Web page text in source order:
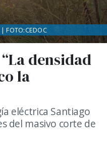
densidad
la
eléctrica Santiago
del masivo corte de
FOTO:CEDOC